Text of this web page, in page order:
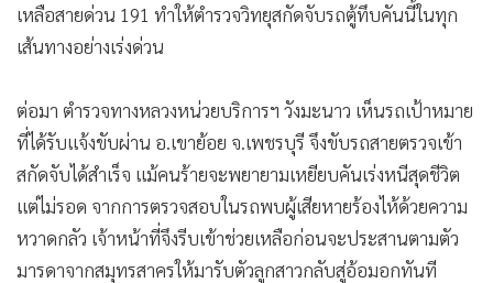
เหลือสายด่วน 191 ทำให้ตำรวจวิทยุสกัดจับรถตู้ทึบคันนี้ในทุก
เส้นทางอย่างเร่งด่วน
​ต่อมา ตำรวจทางหลวงหน่วยบริการฯ วังมะนาว เห็นรถเป้าหมาย
ที่ได้รับแจ้งขับผ่าน อ.เขาย้อย จ.เพชรบุรี จึงขับรถสายตรวจเข้า
สกัดจับได้สำเร็จ แม้คนร้ายจะพยายามเหยียบคันเร่งหนีสุดชีวิต
แต่ไม่รอด จากการตรวจสอบในรถพบผู้เสียหายร้องไห้ด้วยความ
หวาดกลัว เจ้าหน้าที่จึงรีบเข้าช่วยเหลือก่อนจะประสานตามตัว
มารดาจากสมุทรสาครให้มารับตัวลูกสาวกลับสู่อ้อมอกทันที